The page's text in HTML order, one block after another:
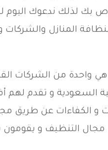
بك لذلك ندعوك اليوم
المنازل والشركات
هي واحدة من الشركات
السعودية و تقدم
و الكفاءات عن طريق
مجال التنظيف و يقومون